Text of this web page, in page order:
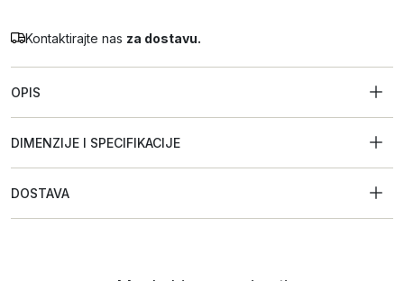
Kontaktirajte nas za dostavu.
OPIS
DIMENZIJE I SPECIFIKACIJE
DOSTAVA